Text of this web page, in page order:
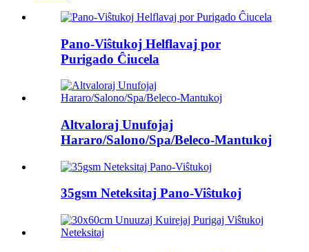
Pano-Viŝtukoj Helflavaj por
Purigado Ĉiucela
Altvaloraj Unufojaj
Hararo/Salono/Spa/Beleco-Mantukoj
35gsm Neteksitaj Pano-Viŝtukoj